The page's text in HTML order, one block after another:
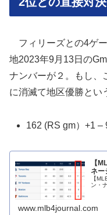
フィリーズとの4ゲ
地2023年9月13日の
ナンバーが２。もし、
に消滅て地区優勝とい
162 (RS gm）+1 –
【
ネー
【
ン・
www.mlb4journal.com